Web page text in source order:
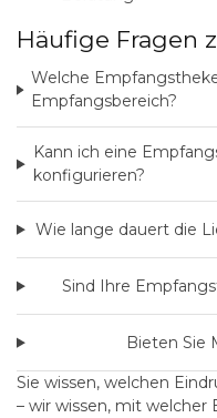
Häufige Fragen
Welche
Empfangsbereich?
Kann ich eine
konfigurieren?
Wie lange dauert die
Sind Ihre
Bieten Sie
Sie wissen, welchen
– wir wissen, mit